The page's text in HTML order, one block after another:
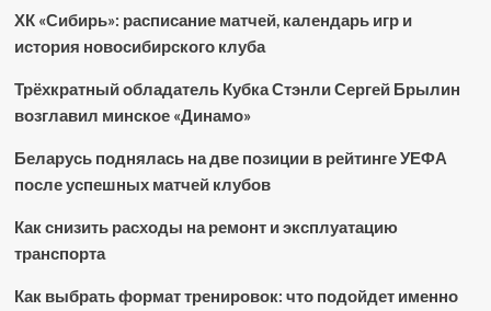
ХК «Сибирь»: расписание матчей, календарь игр и
история новосибирского клуба
Трёхкратный обладатель Кубка Стэнли Сергей Брылин
возглавил минское «Динамо»
Беларусь поднялась на две позиции в рейтинге УЕФА
после успешных матчей клубов
Как снизить расходы на ремонт и эксплуатацию
транспорта
Как выбрать формат тренировок: что подойдет именно